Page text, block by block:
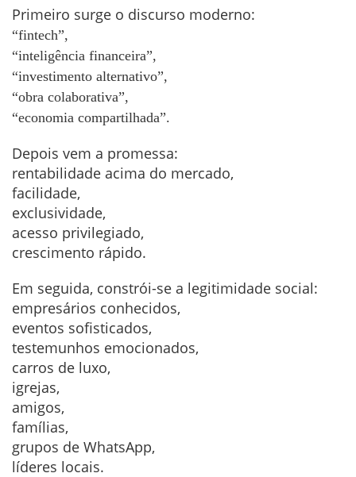
Primeiro surge o discurso moderno:
“fintech”,
“inteligência financeira”,
“investimento alternativo”,
“obra colaborativa”,
“economia compartilhada”.
Depois vem a promessa:
rentabilidade acima do mercado,
facilidade,
exclusividade,
acesso privilegiado,
crescimento rápido.
Em seguida, constrói-se a legitimidade social:
empresários conhecidos,
eventos sofisticados,
testemunhos emocionados,
carros de luxo,
igrejas,
amigos,
famílias,
grupos de WhatsApp,
líderes locais.